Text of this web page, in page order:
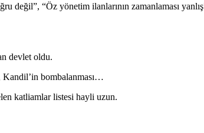
değil”, “Öz yönetim ilanlarının zamanlaması
devlet oldu.
Kandil’in bombalanması…
katliamlar listesi hayli uzun.